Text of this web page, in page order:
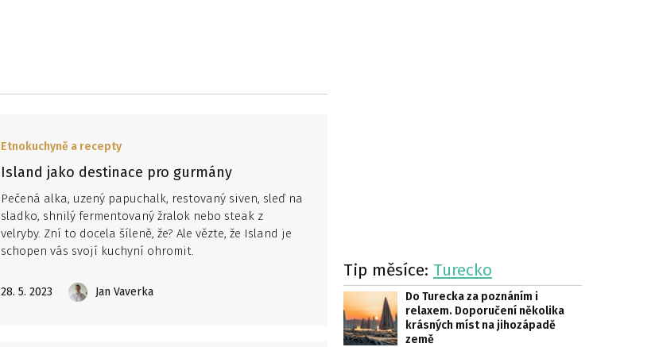
Etnokuchyně a recepty
Island jako destinace pro gurmány
Pečená alka, uzený papuchalk, restovaný siven, sleď na
sladko, shnilý fermentovaný žralok nebo steak z
velryby. Zní to docela šíleně, že? Ale vězte, že Island je
schopen vás svojí kuchyní ohromit.
28. 5. 2023 Jan Vaverka
Tip měsíce: Turecko
Do Turecka za poznáním i
relaxem. Doporučení několika
krásných míst na jihozápadě
země